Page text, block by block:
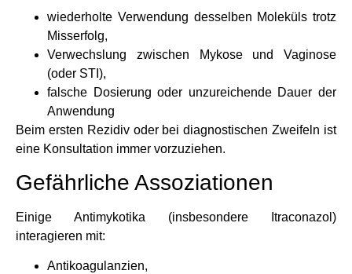
wiederholte Verwendung desselben Moleküls trotz
Misserfolg,
Verwechslung zwischen Mykose und Vaginose
(oder STI),
falsche Dosierung oder unzureichende Dauer der
Anwendung
Beim ersten Rezidiv oder bei diagnostischen Zweifeln ist
eine Konsultation immer vorzuziehen.
Gefährliche Assoziationen
Einige Antimykotika (insbesondere Itraconazol)
interagieren mit:
Antikoagulanzien,